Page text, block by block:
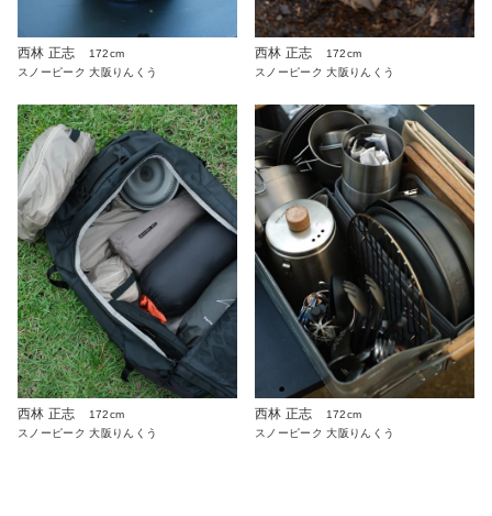
西林 正志
172cm
スノーピーク 大阪りんくう
西林 正志
172cm
スノーピーク 大阪りんくう
西林 正志
172cm
スノーピーク 大阪りんくう
西林 正志
172cm
スノーピーク 大阪りんくう